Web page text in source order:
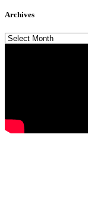
Archives
Archives